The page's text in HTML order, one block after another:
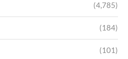
(4,785)
(184)
(101)